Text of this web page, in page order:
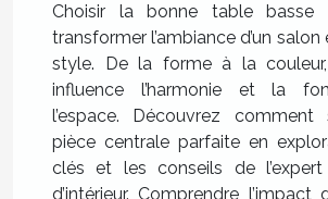
Choisir la bonne table basse
transformer l’ambiance d’un
style. De la forme à la
influence l’harmonie et la
l’espace. Découvrez comment
pièce centrale parfaite en
clés et les conseils de
d’intérieur. Comprendre